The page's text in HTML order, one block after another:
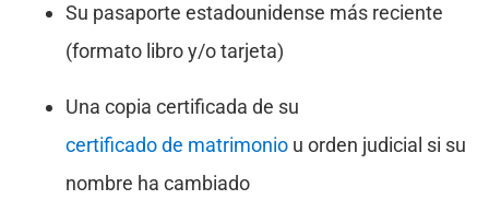
Su pasaporte estadounidense más reciente
(formato libro y/o tarjeta)
Una copia certificada de su
certificado de matrimonio u orden judicial si su
nombre ha cambiado